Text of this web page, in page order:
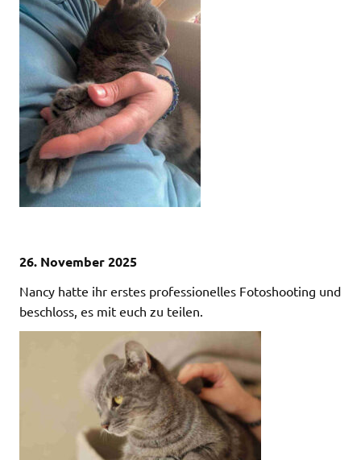
26. November 2025
Nancy hatte ihr erstes professionelles Fotoshooting und
beschloss, es mit euch zu teilen.